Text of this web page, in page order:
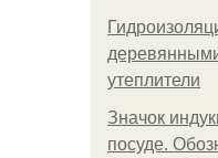
утеплители
Значок
посуде.